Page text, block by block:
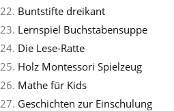
22. Buntstifte dreikant
23. Lernspiel Buchstabensuppe
24. Die Lese-Ratte
25. Holz Montessori Spielzeug
26. Mathe für Kids
27. Geschichten zur Einschulung